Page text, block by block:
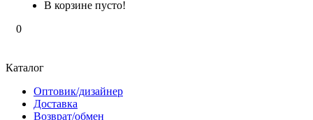
В корзине пусто!
0
Каталог
Оптовик/дизайнер
Доставка
Возврат/обмен